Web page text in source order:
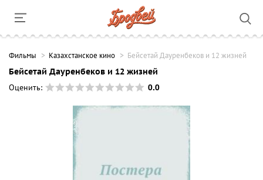
Фильмы Казахстанское кино Бейсетай Дауренбеков и 12 жизней
Бейсетай Дауренбеков и 12 жизней
Оценить:
0.0